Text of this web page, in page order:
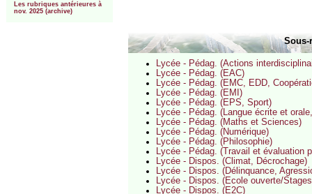
Les rubriques antérieures à
nov. 2025 (archive)
Sous-
Lycée - Pédag. (Actions
Lycée - Pédag. (EAC)
Lycée - Pédag. (EMC, EDD,
Lycée - Pédag. (EMI)
Lycée - Pédag. (EPS, Sport)
Lycée - Pédag. (Langue écrite et
Lycée - Pédag. (Maths et Sciences)
Lycée - Pédag. (Numérique)
Lycée - Pédag. (Philosophie)
Lycée - Pédag. (Travail et évaluation
Lycée - Dispos. (Climat, Décrochage)
Lycée - Dispos. (Délinquance,
Lycée - Dispos. (Ecole ouverte/
Lycée - Dispos. (E2C)